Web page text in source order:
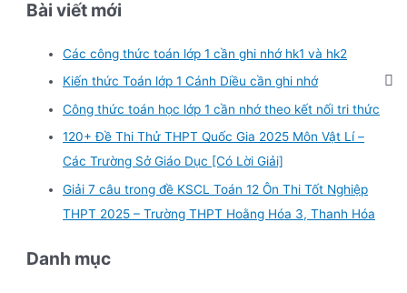
Bài viết mới
Các công thức toán lớp 1 cần ghi nhớ hk1 và hk2
Kiến thức Toán lớp 1 Cánh Diều cần ghi nhớ
Công thức toán học lớp 1 cần nhớ theo kết nối tri thức
120+ Đề Thi Thử THPT Quốc Gia 2025 Môn Vật Lí –
Các Trường Sở Giáo Dục [Có Lời Giải]
Giải 7 câu trong đề KSCL Toán 12 Ôn Thi Tốt Nghiệp
THPT 2025 – Trường THPT Hoằng Hóa 3, Thanh Hóa
Danh mục